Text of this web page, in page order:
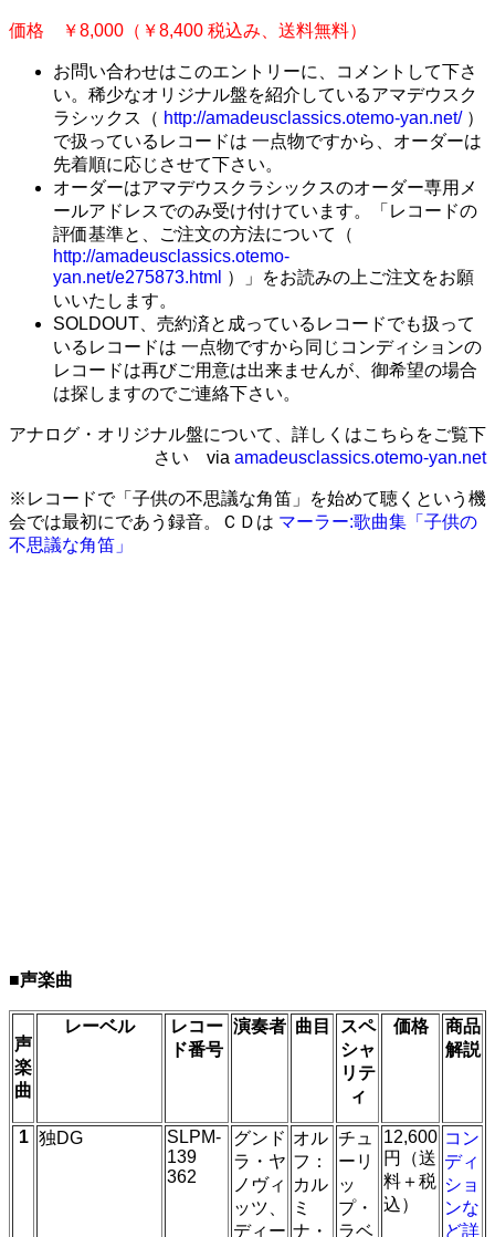
価格 ￥8,000（￥8,400 税込み、送料無料）
お問い合わせはこのエントリーに、コメントして下さ
い。稀少なオリジナル盤を紹介しているアマデウスク
ラシックス（ http://amadeusclassics.otemo-yan.net/）
で扱っているレコードは 一点物ですから、オーダーは
先着順に応じさせて下さい。
オーダーはアマデウスクラシックスのオーダー専用メ
ールアドレスでのみ受け付けています。「レコードの
評価基準と、ご注文の方法について（
http://amadeusclassics.otemo-
yan.net/e275873.html ）」をお読みの上ご注文をお願
いいたします。
SOLDOUT、売約済と成っているレコードでも扱って
いるレコードは 一点物ですから同じコンディションの
レコードは再びご用意は出来ませんが、御希望の場合
は探しますのでご連絡下さい。
アナログ・オリジナル盤について、詳しくはこちらをご覧下
さい via amadeusclassics.otemo-yan.net
※レコードで「子供の不思議な角笛」を始めて聴くという機
会では最初にであう録音。ＣＤは マーラー:歌曲集「子供の
不思議な角笛」
■声楽曲
声
楽
曲
レーベル
レコー
ド番号
演奏者 曲目
スペ
シャ
リテ
ィ
価格
商品
解説
1 独DG
SLPM-
139
362
グンド
ラ・ヤ
ノヴィ
ッツ、
ディー
オル
フ：
カル
ミ
ナ・
チュ
ーリ
ッ
プ・
ラベ
12,600
円（送
料＋税
込）
コン
ディ
ショ
ンな
ど詳